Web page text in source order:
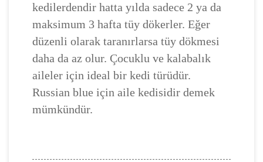
kedilerdendir hatta yılda sadece 2 ya da
maksimum 3 hafta tüy dökerler. Eğer
düzenli olarak taranırlarsa tüy dökmesi
daha da az olur. Çocuklu ve kalabalık
aileler için ideal bir kedi türüdür.
Russian blue için aile kedisidir demek
mümkündür.